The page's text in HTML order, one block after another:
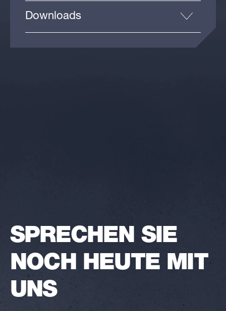
Downloads
SPRECHEN SIE
NOCH HEUTE MIT
UNS